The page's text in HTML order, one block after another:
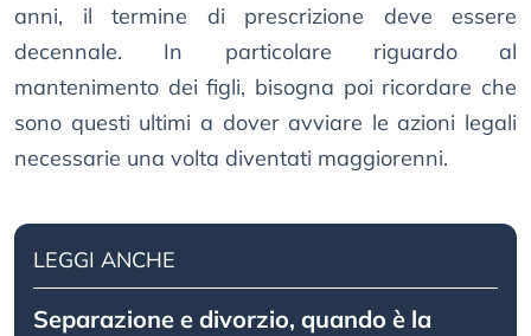
anni, il termine di prescrizione deve essere
decennale. In particolare riguardo al
mantenimento dei figli, bisogna poi ricordare che
sono questi ultimi a dover avviare le azioni legali
necessarie una volta diventati maggiorenni.
LEGGI ANCHE
Separazione e divorzio, quando è la